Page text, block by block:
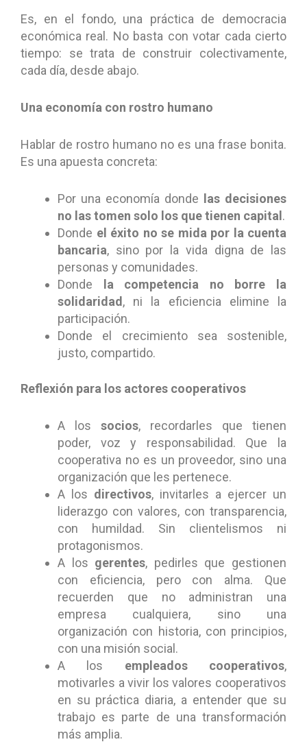
Es, en el fondo, una práctica de democracia
económica real. No basta con votar cada cierto
tiempo: se trata de construir colectivamente,
cada día, desde abajo.
Una economía con rostro humano
Hablar de rostro humano no es una frase bonita.
Es una apuesta concreta:
Por una economía donde las decisiones
no las tomen solo los que tienen capital.
Donde el éxito no se mida por la cuenta
bancaria, sino por la vida digna de las
personas y comunidades.
Donde la competencia no borre la
solidaridad, ni la eficiencia elimine la
participación.
Donde el crecimiento sea sostenible,
justo, compartido.
Reflexión para los actores cooperativos
A los socios, recordarles que tienen
poder, voz y responsabilidad. Que la
cooperativa no es un proveedor, sino una
organización que les pertenece.
A los directivos, invitarles a ejercer un
liderazgo con valores, con transparencia,
con humildad. Sin clientelismos ni
protagonismos.
A los gerentes, pedirles que gestionen
con eficiencia, pero con alma. Que
recuerden que no administran una
empresa cualquiera, sino una
organización con historia, con principios,
con una misión social.
A los empleados cooperativos,
motivarles a vivir los valores cooperativos
en su práctica diaria, a entender que su
trabajo es parte de una transformación
más amplia.